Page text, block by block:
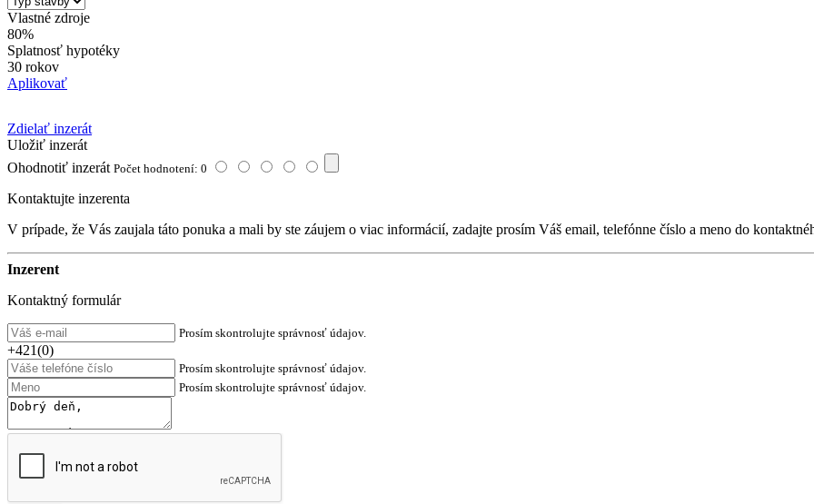
Vlastné zdroje
80%
Splatnosť hypotéky
30 rokov
Aplikovať
Zdielať inzerát
Uložiť inzerát
Ohodnotiť inzerát Počet hodnotení: 0
Kontaktujte inzerenta
V prípade, že Vás zaujala táto ponuka a mali by ste záujem o viac informácií, zadajte prosím Váš email, telefónne číslo a meno do
Inzerent
Kontaktný formulár
Prosím skontrolujte správnosť údajov.
+421(0)
Prosím skontrolujte správnosť údajov.
Prosím skontrolujte správnosť údajov.